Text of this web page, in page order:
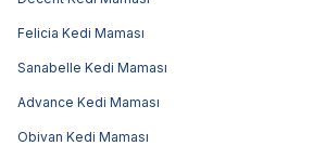
Felicia Kedi Maması
Sanabelle Kedi Maması
Advance Kedi Maması
Obivan Kedi Maması